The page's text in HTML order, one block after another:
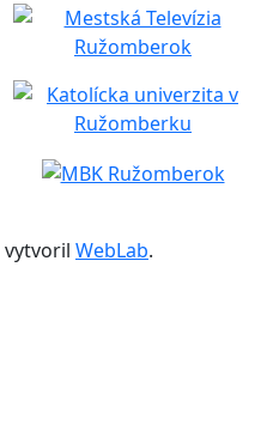
vytvoril WebLab.